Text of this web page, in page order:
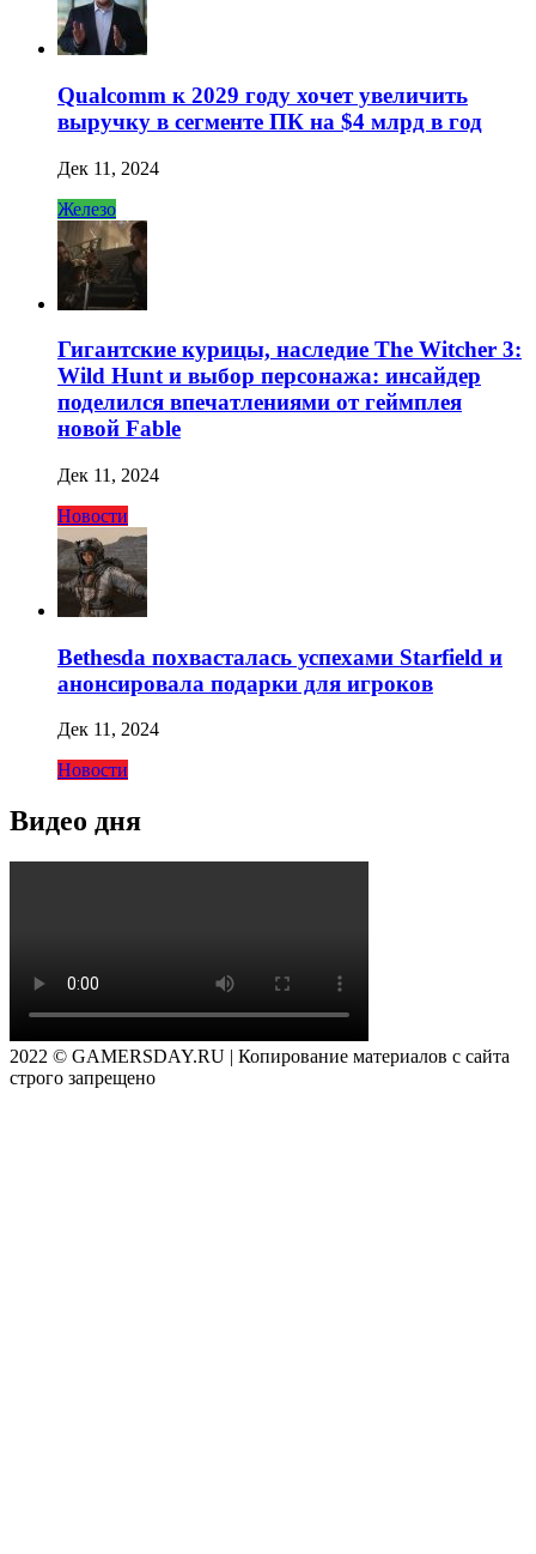
Qualcomm к 2029 году хочет увеличить
выручку в сегменте ПК на $4 млрд в год
Дек 11, 2024
Железо
Гигантские курицы, наследие The Witcher 3:
Wild Hunt и выбор персонажа: инсайдер
поделился впечатлениями от геймплея
новой Fable
Дек 11, 2024
Новости
Bethesda похвасталась успехами Starfield и
анонсировала подарки для игроков
Дек 11, 2024
Новости
Видео дня
2022 © GAMERSDAY.RU | Копирование материалов с сайта
строго запрещено